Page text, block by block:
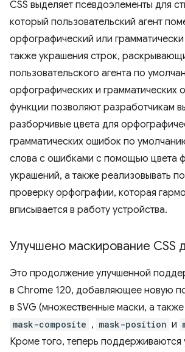
CSS выделяет псевдоэлементы для
который пользовательский агент
орфографический или
также украшения строк,
пользовательского агента по
орфографических и грамматических
функции позволяют разработчикам
разборчивые цвета для
грамматических ошибок по
слова с ошибками с помощью цвета
украшений, а также реализовывать
проверку орфографии, которая
вписывается в работу устройства.
Улучшено маскирование CSS
Это продолжение улучшенной
в Chrome 120, добавляющее новую
в SVG (множественные маски, а также
mask-composite , mask-position и
Кроме того, теперь поддерживаются